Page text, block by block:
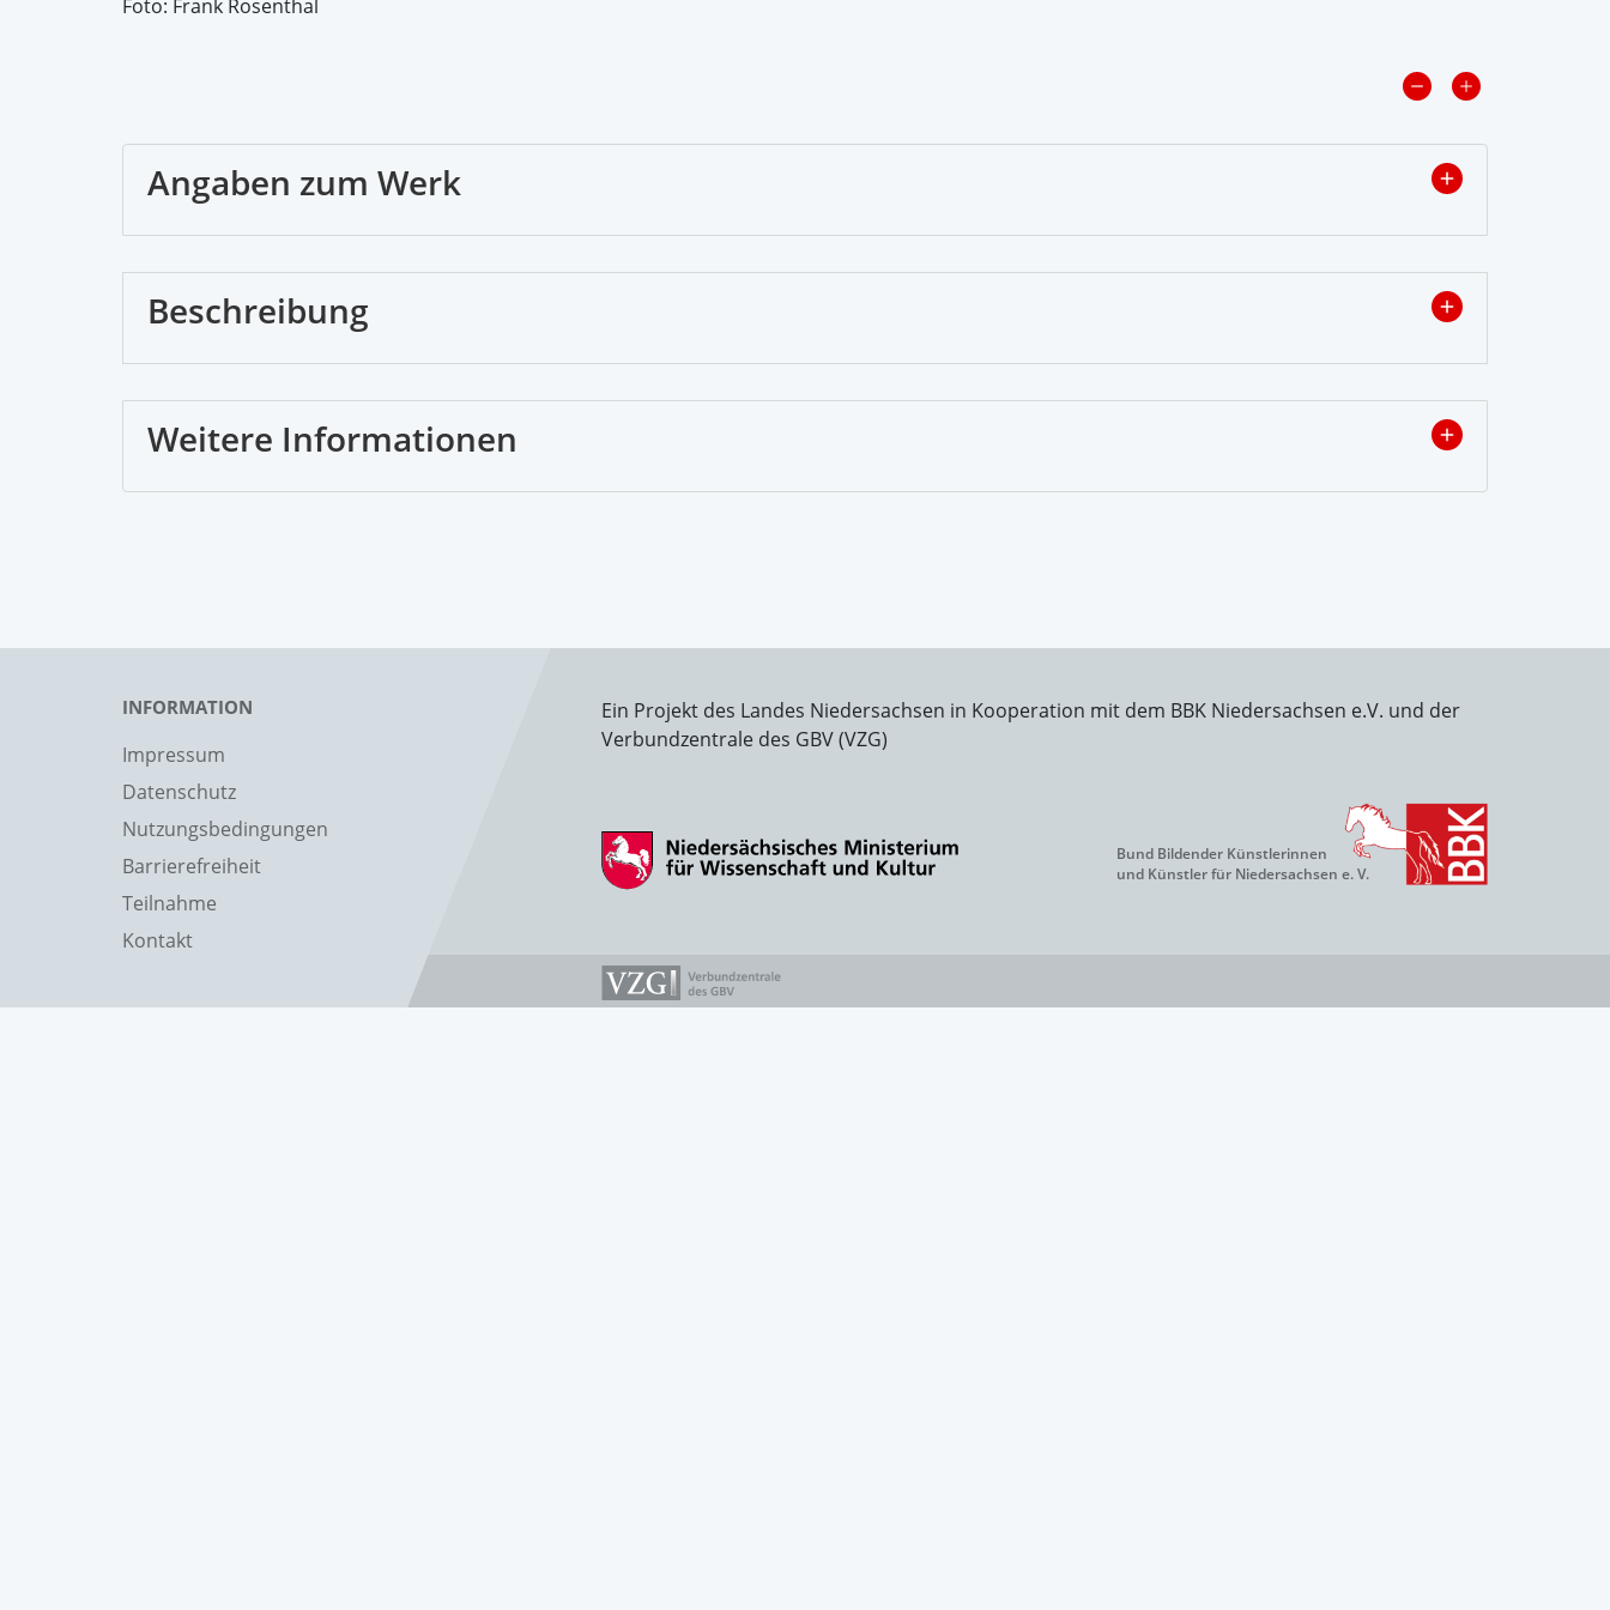
Foto: Frank Rosenthal
Angaben zum Werk
Beschreibung
Weitere Informationen
INFORMATION
Impressum
Datenschutz
Nutzungsbedingungen
Barrierefreiheit
Teilnahme
Kontakt
Ein Projekt des Landes Niedersachsen in Kooperation mit dem BBK Niedersachsen e.V. und der
Verbundzentrale des GBV (VZG)
Bund Bildender Künstlerinnen
und Künstler für Niedersachsen e. V.